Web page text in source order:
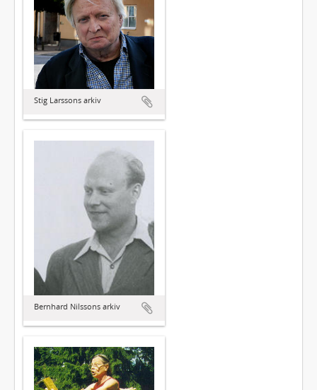
Stig Larssons arkiv
Bernhard Nilssons arkiv